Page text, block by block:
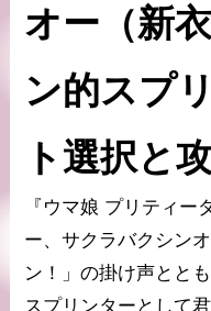
オー（新
ン的スプ
ト選択と
『ウマ娘 プリティー
ー、サクラバクシン
ン！」の掛け声とと
スプリンターとして